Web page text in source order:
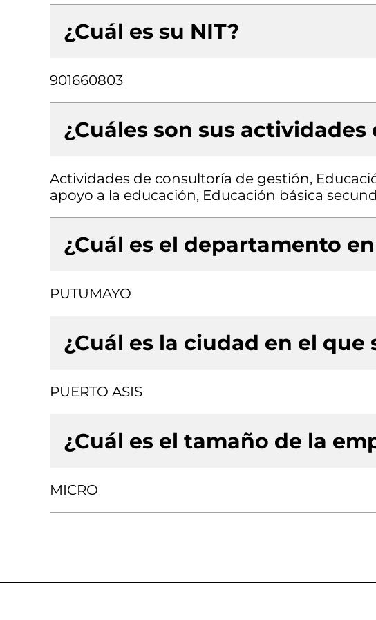
¿Cuál es su NIT?
901660803
¿Cuáles son sus actividades
Actividades de consultoría de gestión,
apoyo a la educación, Educación básica
¿Cuál es el departamento
PUTUMAYO
¿Cuál es la ciudad en el que
PUERTO ASIS
¿Cuál es el tamaño de la
MICRO